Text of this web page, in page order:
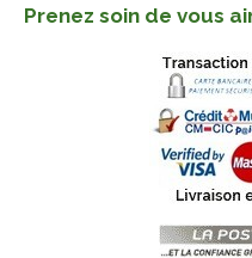
Prenez soin de vous